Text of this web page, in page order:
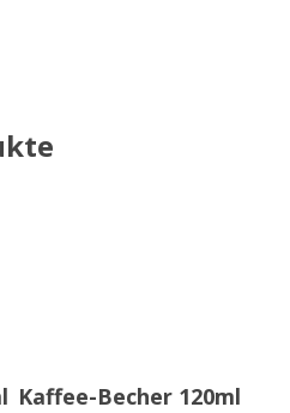
In den Warenkorb
Kaffee-Becher 120ml